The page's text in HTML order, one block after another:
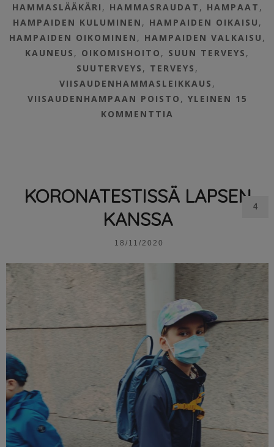
HAMMASLÄÄKÄRI , HAMMASRAUDAT , HAMPAAT ,
HAMPAIDEN KULUMINEN , HAMPAIDEN OIKAISU ,
HAMPAIDEN OIKOMINEN , HAMPAIDEN VALKAISU ,
KAUNEUS , OIKOMISHOITO , SUUN TERVEYS ,
SUUTERVEYS , TERVEYS ,
VIISAUDENHAMMASLEIKKAUS ,
VIISAUDENHAMPAAN POISTO , YLEINEN 15
KOMMENTTIA
KORONATESTISSÄ LAPSEN
KANSSA
18/11/2020
4